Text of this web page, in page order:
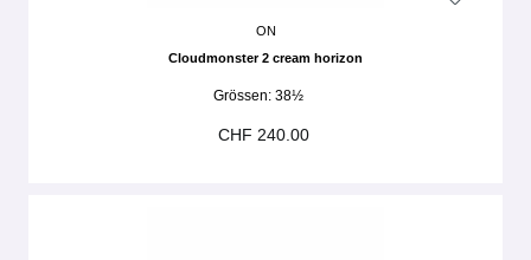
ON
Cloudmonster 2 cream horizon
Grössen: 38½
CHF 240.00